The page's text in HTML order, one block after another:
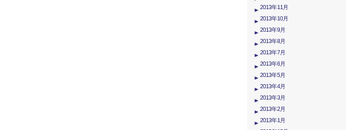
2013年11月
2013年10月
2013年9月
2013年8月
2013年7月
2013年6月
2013年5月
2013年4月
2013年3月
2013年2月
2013年1月